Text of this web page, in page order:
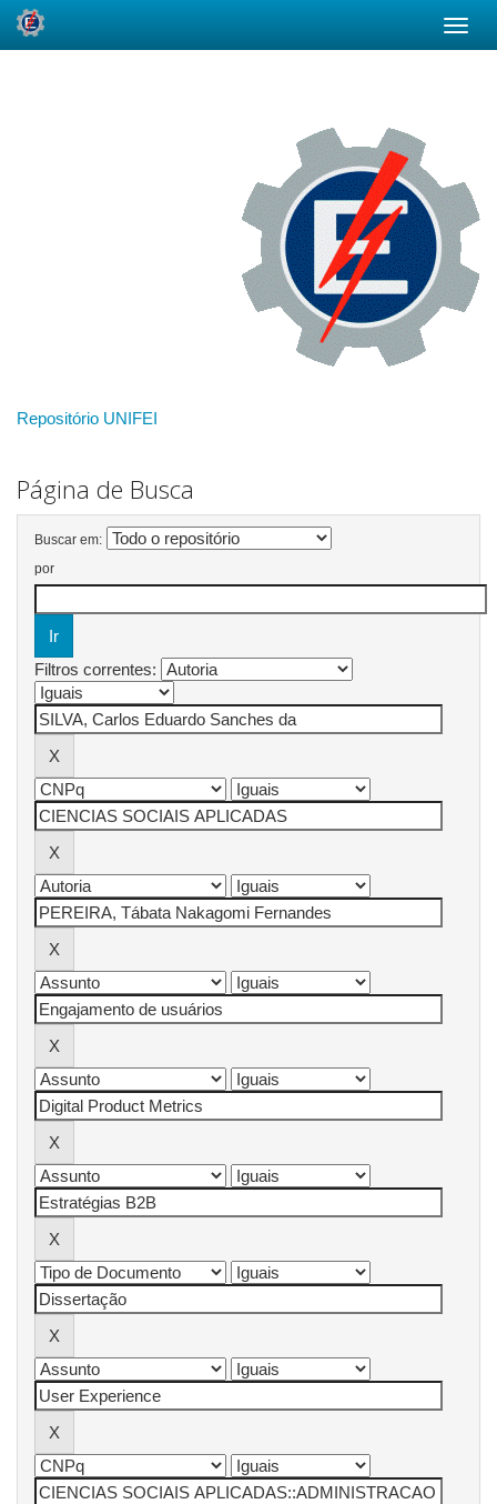
Repositório UNIFEI
Página de Busca
Buscar em:
por
Filtros correntes: